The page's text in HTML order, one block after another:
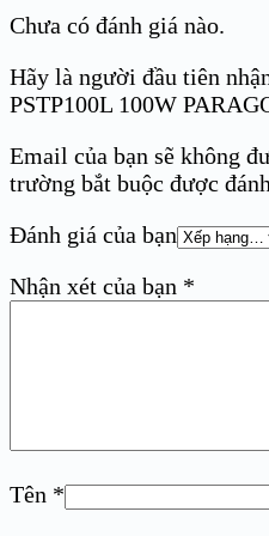
Chưa có đánh giá nào.
Hãy là người đầu tiên
PSTP100L 100W
Email của bạn sẽ không
trường bắt buộc được
Đánh giá của bạn
Nhận xét của bạn *
Tên *